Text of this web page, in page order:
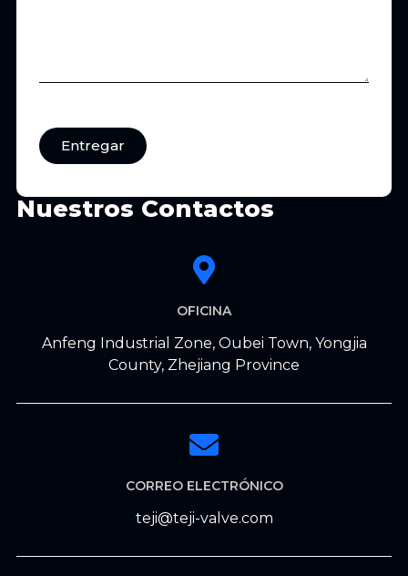
Entregar
Nuestros Contactos
OFICINA
Anfeng Industrial Zone, Oubei Town, Yongjia
County, Zhejiang Province
CORREO ELECTRÓNICO
teji@teji-valve.com